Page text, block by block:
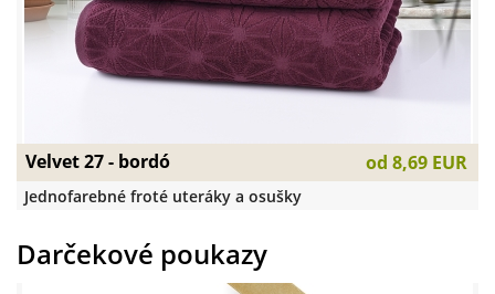
Velvet 27 - bordó od 8,69 EUR
Jednofarebné froté uteráky a osušky
Darčekové poukazy